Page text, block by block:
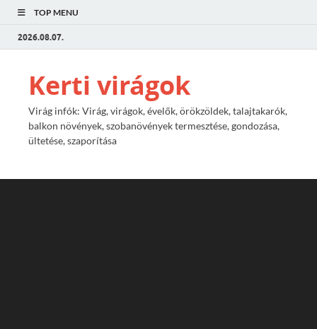
TOP MENU
2026.08.07.
Kerti virágok
Virág infók: Virág, virágok, évelők, örökzöldek, talajtakarók,
balkon növények, szobanövények termesztése, gondozása,
ültetése, szaporítása